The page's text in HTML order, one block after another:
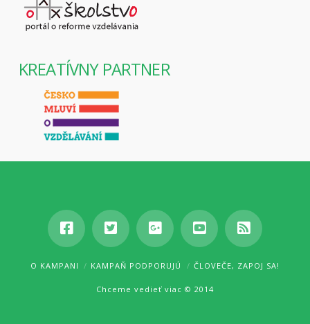
KREATÍVNY PARTNER
O KAMPANI KAMPAŇ PODPORUJÚ ČLOVEČE, ZAPOJ SA!
Chceme vedieť viac © 2014